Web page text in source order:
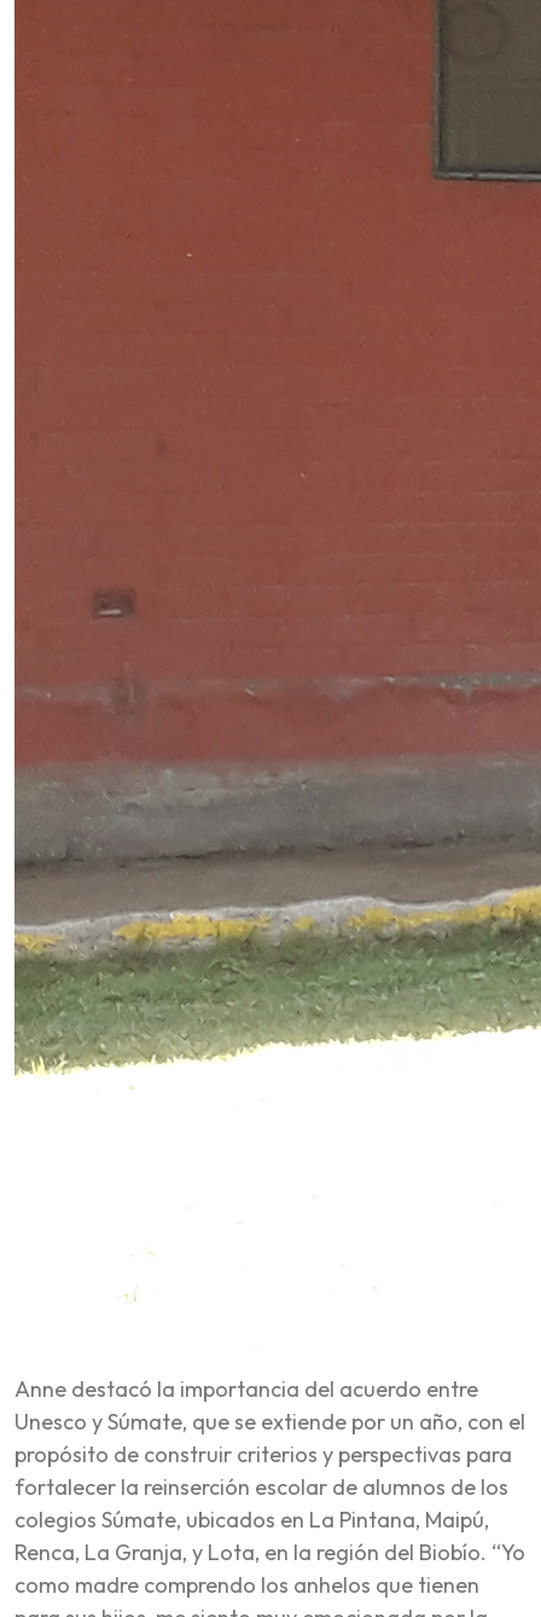
Anne destacó la importancia del acuerdo entre
Unesco y Súmate, que se extiende por un año, con el
propósito de construir criterios y perspectivas para
fortalecer la reinserción escolar de alumnos de los
colegios Súmate, ubicados en La Pintana, Maipú,
Renca, La Granja, y Lota, en la región del Biobío. “Yo
como madre comprendo los anhelos que tienen